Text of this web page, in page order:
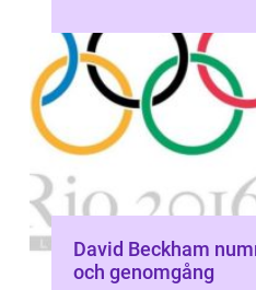
David Beckham
och genomgång